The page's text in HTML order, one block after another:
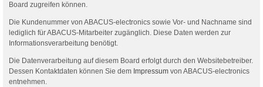
Board zugreifen können.
Die Kundenummer von ABACUS-electronics sowie Vor- und Nachname sind
lediglich für ABACUS-Mitarbeiter zugänglich. Diese Daten werden zur
Informationsverarbeitung benötigt.
Die Datenverarbeitung auf diesem Board erfolgt durch den Websitebetreiber.
Dessen Kontaktdaten können Sie dem Impressum von ABACUS-electronics
entnehmen.